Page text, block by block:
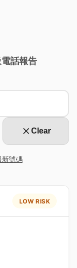
話報告
Clear
號碼
LOW RISK